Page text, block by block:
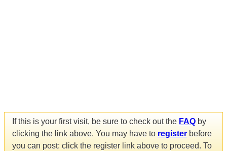
If this is your first visit, be sure to check out the FAQ by
clicking the link above. You may have to register before
you can post: click the register link above to proceed. To